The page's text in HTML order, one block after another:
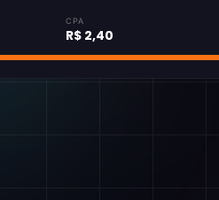
CPA
R$ 2,40